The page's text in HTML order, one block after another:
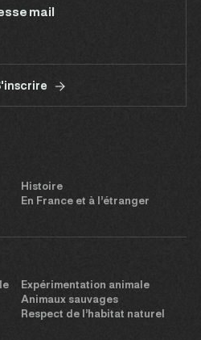
mail
Histoire
En France et à l’étranger
Expérimentation animale
Animaux sauvages
Respect de l’habitat naturel